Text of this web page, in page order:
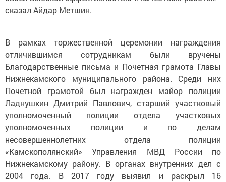
сказал Айдар Метшин.
В рамках торжественной церемонии награждения
отличившимся сотрудникам были вручены
Благодарственные письма и Почетная грамота Главы
Нижнекамского муниципального района. Среди них
Почетной грамотой был награжден майор полиции
Ладнушкин Дмитрий Павлович, старший участковый
уполномоченный полиции отдела участковых
уполномоченных полиции и по делам
несовершеннолетних отдела полиции
«Камскополянский» Управления МВД России по
Нижнекамскому району. В органах внутренних дел с
2004 года. В 2017 году выявил и раскрыл 16